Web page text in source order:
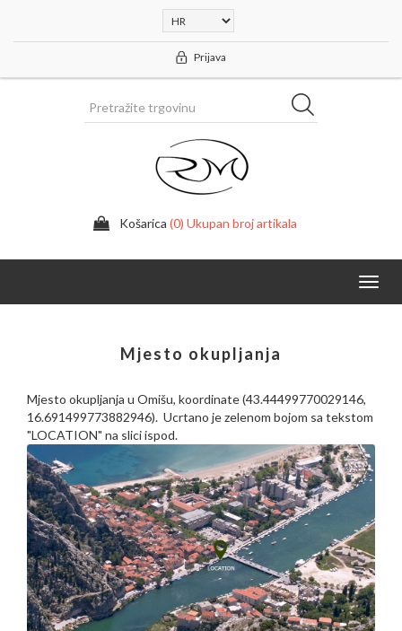
Prijava
Košarica (0) Ukupan broj artikala
Mjesto okupljanja
Mjesto okupljanja u Omišu, koordinate (43.44499770029146,
16.691499773882946). Ucrtano je zelenom bojom sa tekstom
"LOCATION" na slici ispod.